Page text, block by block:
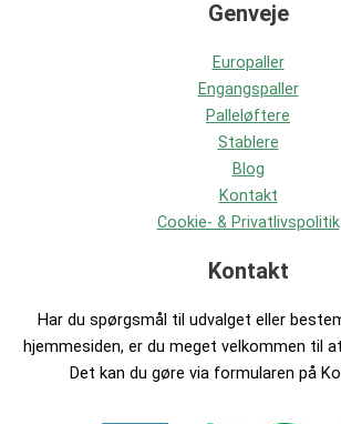
Genveje
Europaller
Engangspaller
Palleløftere
Stablere
Blog
Kontakt
Cookie- & Privatlivspolitik
Kontakt
Har du spørgsmål til udvalget eller
hjemmesiden, er du meget velkommen til
Det kan du gøre via formularen på